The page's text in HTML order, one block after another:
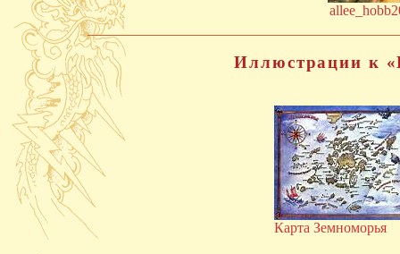
Иллюстрации к
Карта Земноморья